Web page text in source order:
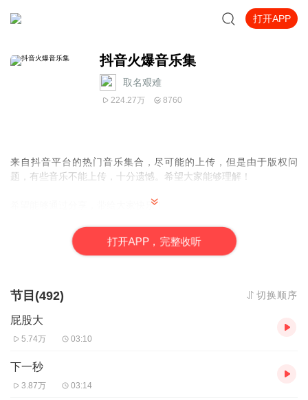
打开APP
抖音火爆音乐集
取名艰难
224.27万 8760
来自抖音平台的热门音乐集合，尽可能的上传，但是由于版权问
题，有些音乐不能上传，十分遗憾。希望大家能够理解！
希望能够通过分享，带给大家快乐！
如果有好的建议，请留言，我会尽可能的满足大家的需求！谢谢
打开APP，完整收听
节目(492) 切换顺序
屁股大
5.74万 03:10
下一秒
3.87万 03:14